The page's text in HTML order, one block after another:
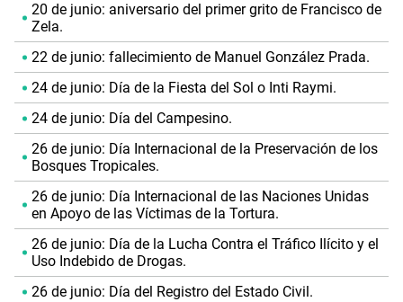
20 de junio: aniversario del primer grito de Francisco de
Zela.
22 de junio: fallecimiento de Manuel González Prada.
24 de junio: Día de la Fiesta del Sol o Inti Raymi.
24 de junio: Día del Campesino.
26 de junio: Día Internacional de la Preservación de los
Bosques Tropicales.
26 de junio: Día Internacional de las Naciones Unidas
en Apoyo de las Víctimas de la Tortura.
26 de junio: Día de la Lucha Contra el Tráfico Ilícito y el
Uso Indebido de Drogas.
26 de junio: Día del Registro del Estado Civil.